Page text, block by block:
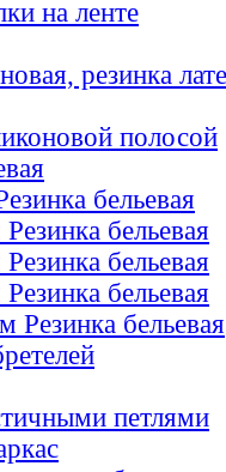
на ленте
резинка
полосой
бельевая
бельевая
бельевая
бельевая
Резинка бельевая
петлями